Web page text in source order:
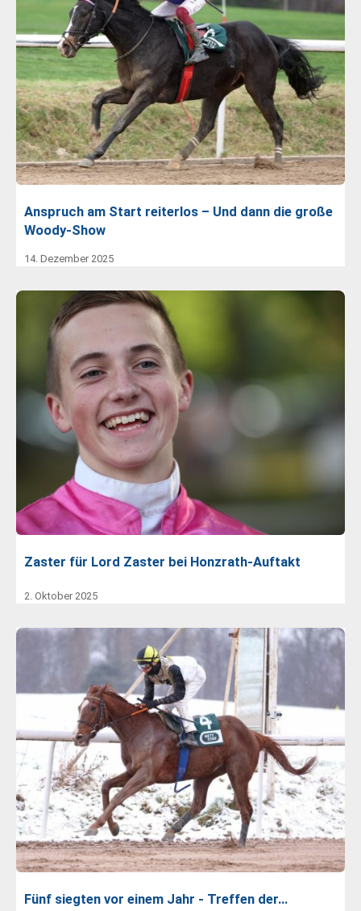
Anspruch am Start reiterlos – Und dann die große
Woody-Show
14. Dezember 2025
Zaster für Lord Zaster bei Honzrath-Auftakt
2. Oktober 2025
Fünf siegten vor einem Jahr - Treffen der…